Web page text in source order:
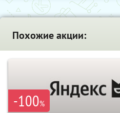
Похожие акции:
-100%